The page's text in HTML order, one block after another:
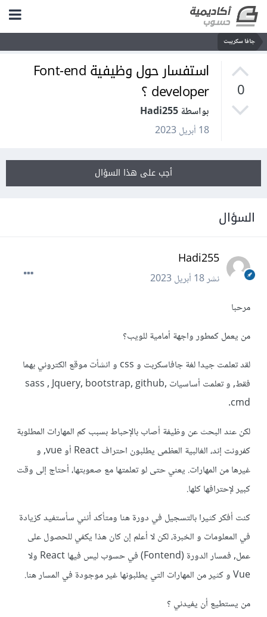
جافا سكريبت
0
استفسار حول وظيفية Font-end
developer ؟
بواسطة Hadi255
18 أبريل 2023
أجب على هذا السؤال
السؤال
Hadi255
نشر18 أبريل 2023
مرحبا
من يعمل كمطور واجهة أمامية للويب؟
لقد تعلمت جيدا لغة جافاسكربت و css و انشأت موقع الكتروني بهما
فقط, و تعلمت أساسيات sass , Jquery, bootstrap, github,
cmd.
لكن عند البحث عن وظيفة أصاب بالإحباط بسبب كم المهارات المطلوبة
كفرونت إند، الغالبية العظمى يطلبون احتراف React أو vue, و
غيرها من المهارات. يعني حتى لو تعلمتها مع صعوبتها، أحتاج إلى وقت
كبير لإحترافها كلها.
كنت أفكر كثيرا بالتسجيل في دورة هنا ومتأكد أنني سأستفيد كزيادة
في المعلومات و الخبرة، لكن لا أعلم إن كان هذا يكفي للحصول على
عمل, فمسار الدورة (Fontend) في حسوب ليس فيها React ولا
Vue و كثير من المهارات التي يطلبونها غير موجودة في المسار هنا.
من يستطيع أن يفيدني ؟